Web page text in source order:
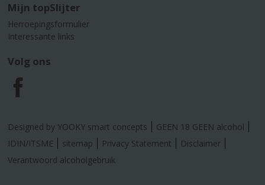
Mijn topSlijter
Herroepingsformulier
Interessante links
Volg ons
F
a
c
Designed by YOOKY smart concepts
GEEN 18 GEEN alcohol
IDIN/ITSME
sitemap Privacy Statement
Disclaimer
Verantwoord alcoholgebruik